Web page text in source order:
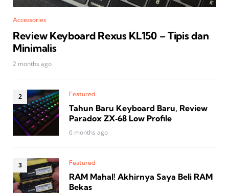
Accessories
Review Keyboard Rexus KL150 – Tipis dan
Minimalis
2 months ago
Featured
Tahun Baru Keyboard Baru, Review
Paradox ZX‑68 Low Profile
6 months ago
Featured
RAM Mahal! Akhirnya Saya Beli RAM
Bekas